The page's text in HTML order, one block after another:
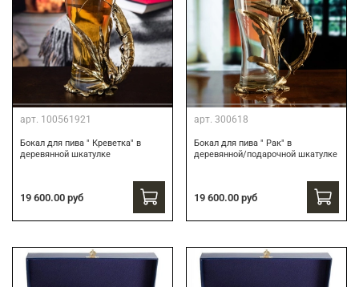
арт. 100561921
Бокал для пива " Креветка" в
деревянной шкатулке
19 600.00 руб
арт. 300618
Бокал для пива " Рак" в
деревянной/подарочной шкатулке
19 600.00 руб